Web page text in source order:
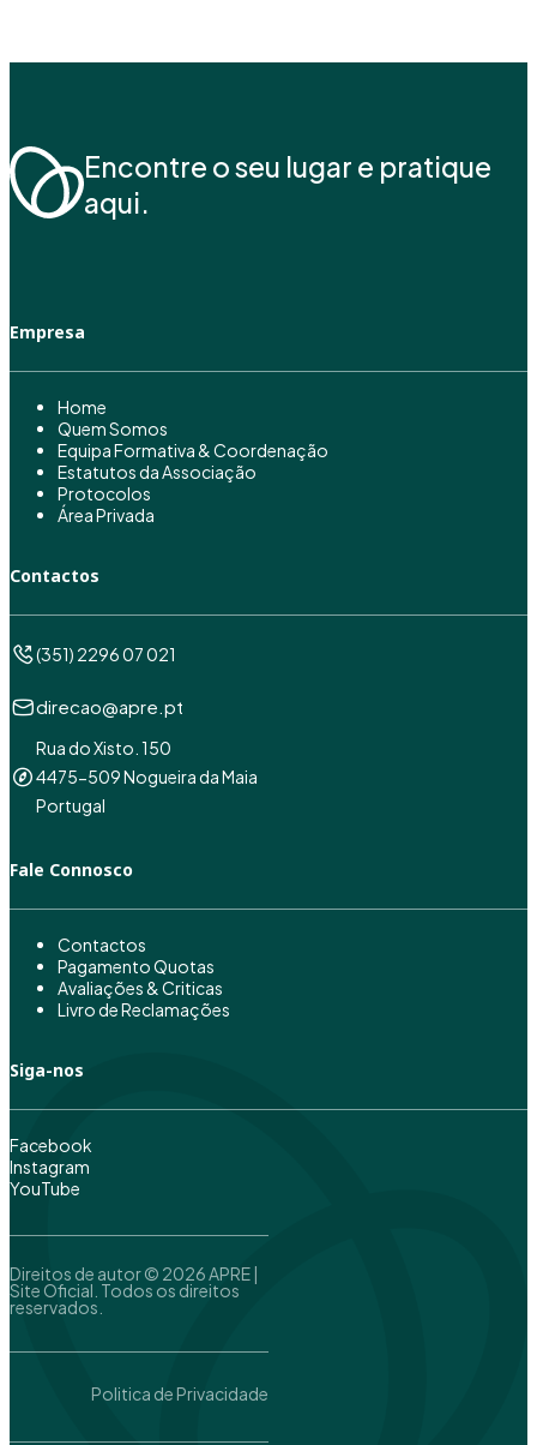
Encontre o seu lugar e pratique
aqui.
Empresa
Home
Quem Somos
Equipa Formativa & Coordenação
Estatutos da Associação
Protocolos
Área Privada
Contactos
(351) 2296 07 021
direcao@apre.pt
Rua do Xisto. 150
4475-509 Nogueira da Maia
Portugal
Fale Connosco
Contactos
Pagamento Quotas
Avaliações & Criticas
Livro de Reclamações
Siga-nos
Facebook
Instagram
YouTube
Direitos de autor © 2026 APRE |
Site Oficial. Todos os direitos
reservados.
Politica de Privacidade